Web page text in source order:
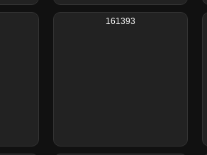
161393